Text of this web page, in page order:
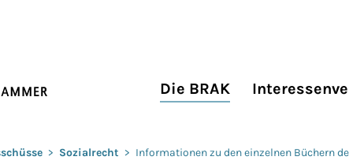
Die BRAK
> Sozialrecht > Informationen zu den einzelnen Büchern